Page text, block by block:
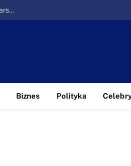
Ucieczka z piekła: Pierwszy samolot z Polakami wylądował w Warszawie
Biznes Polityka